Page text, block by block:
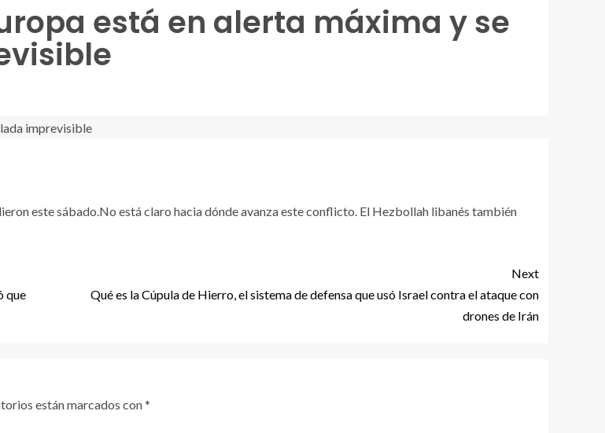
está en alerta máxima y se
este sábado.No está claro hacia dónde avanza este conflicto. El Hezbollah libanés también
que
Next
Qué es la Cúpula de Hierro, el sistema de defensa que usó Israel contra el ataque con
drones de Irán
están marcados con*